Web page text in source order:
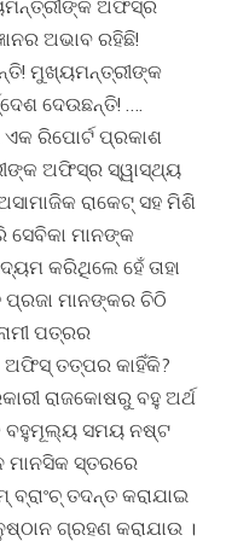
ଅଫିସ୍‌ର
ଅଭାବ ରହିଛି!
ମୁଖ୍ୟମନ୍ତ୍ରୀଙ୍କ
ଦେଉଛନ୍ତି! ….
ରିପୋର୍ଟ ପ୍ରକାଶ
ଅଫିସ୍‌ର ସ୍ୱାସ୍ଥ୍ୟ
ରାକେଟ୍ ସହ ମିଶି
ମାନଙ୍କ
କରିଥିଲେ ହେଁ ତାହା
ପ୍ରଜା ମାନଙ୍କର ଚିଠି
ପତ୍ରର
ଅଫିସ୍ ତତ୍ପର କାହିଁକି?
ରାଜକୋଷରୁ ବହୁ ଅର୍ଥ
ବହୁମୂଲ୍ୟ ସମୟ ନଷ୍ଟ
ମାନସିକ ସ୍ତରରେ
ତଦନ୍ତ କରାଯାଇ
ଗ୍ରହଣ କରାଯାଉ ।